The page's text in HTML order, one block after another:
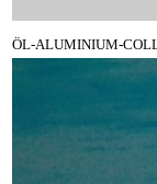
ÖL-ALUMINIUM-